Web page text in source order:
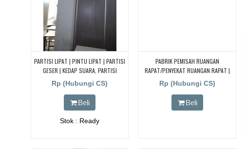
PARTISI LIPAT | PINTU LIPAT | PARTISI
GESER | KEDAP SUARA, PARTISI
GESER/PENYEKAT RUANGAN/PARTISI
LIPAT/PINTU LIPAT
Rp (Hubungi CS)
Beli
Stok : Ready
PABRIK PEMISAH RUANGAN
RAPAT/PENYEKAT RUANGAN RAPAT |
JAKARTA| TANGERANG BSD | BANDUNG
| BEKASI| BOGOR
Rp (Hubungi CS)
Beli